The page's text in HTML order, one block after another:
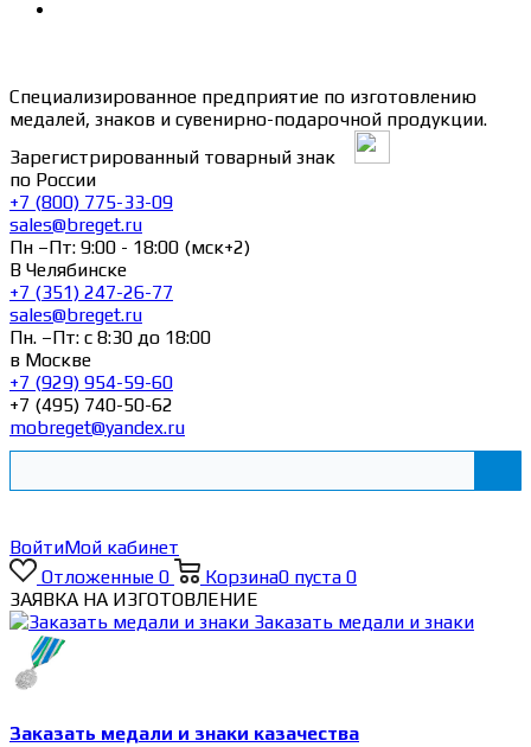
Специализированное предприятие по изготовлению
медалей, знаков и сувенирно-подарочной продукции.
Зарегистрированный товарный знак
по России
+7 (800) 775-33-09
sales@breget.ru
Пн –Пт: 9:00 - 18:00 (мск+2)
В Челябинске
+7 (351) 247-26-77
sales@breget.ru
Пн. –Пт: с 8:30 до 18:00
в Москве
+7 (929) 954-59-60
+7 (495) 740-50-62
mobreget@yandex.ru
ВойтиМой кабинет
Отложенные 0 Корзина0 пуста 0
ЗАЯВКА НА ИЗГОТОВЛЕНИЕ
Заказать медали и знаки
Заказать медали и знаки казачества